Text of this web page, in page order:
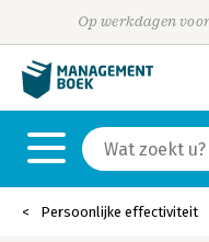
Op werkdagen
Persoonlijke effectiviteit